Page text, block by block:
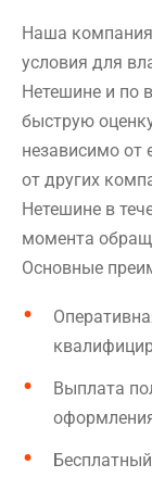
Наша
условия для
Нетешине и по
быструю
независимо от
от других
Нетешине в
момента
Основные
Выплата